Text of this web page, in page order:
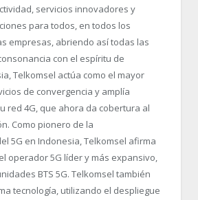
servicios innovadores y
para todos, en todos los
empresas, abriendo así todas las
con el espíritu de
Telkomsel actúa como el mayor
de convergencia y amplía
red 4G, que ahora da cobertura al
Como pionero de la
5G en Indonesia, Telkomsel afirma
operador 5G líder y más expansivo,
BTS 5G. Telkomsel también
tecnología, utilizando el despliegue